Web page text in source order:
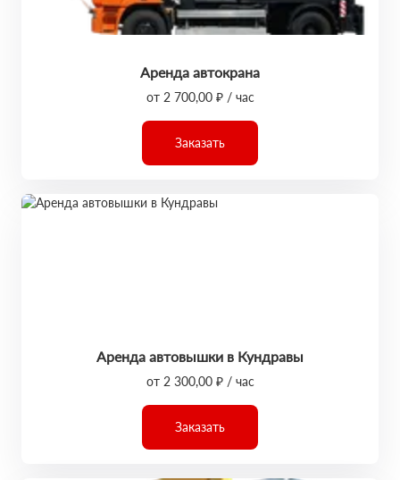
Аренда автокрана
от 2 700,00 ₽ / час
Заказать
Аренда автовышки в Кундравы
от 2 300,00 ₽ / час
Заказать